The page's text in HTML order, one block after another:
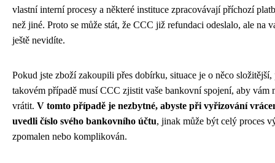
vlastní interní procesy a některé instituce zpracovávají příchozí
než jiné. Proto se může stát, že CCC již refundaci odeslalo, ale na
ještě nevidíte.
Pokud jste zboží zakoupili přes dobírku, situace je o něco složitější,
takovém případě musí CCC zjistit vaše bankovní spojení, aby vám
vrátit. V tomto případě je nezbytné, abyste při vyřizování
uvedli číslo svého bankovního účtu, jinak může být celý proces
zpomalen nebo komplikován.